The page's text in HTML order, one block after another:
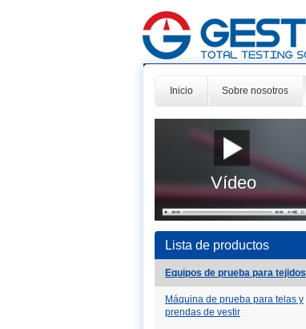
Inicio Sobre nosotros
Vídeo
Lista de productos
Equipos de prueba para tejidos
Máquina de prueba para telas y
prendas de vestir